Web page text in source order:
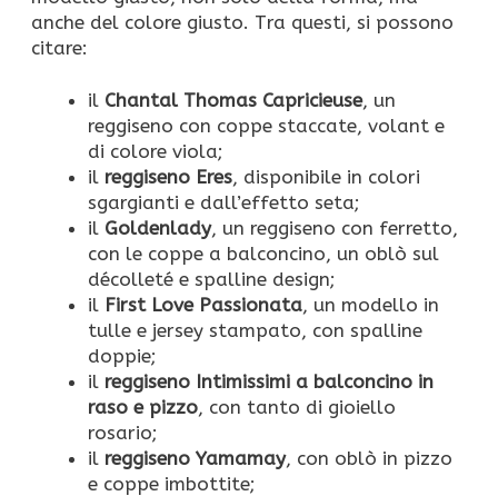
anche del colore giusto. Tra questi, si possono
citare:
il Chantal Thomas Capricieuse, un
reggiseno con coppe staccate, volant e
di colore viola;
il reggiseno Eres, disponibile in colori
sgargianti e dall’effetto seta;
il Goldenlady, un reggiseno con ferretto,
con le coppe a balconcino, un oblò sul
décolleté e spalline design;
il First Love Passionata, un modello in
tulle e jersey stampato, con spalline
doppie;
il reggiseno Intimissimi a balconcino in
raso e pizzo, con tanto di gioiello
rosario;
il reggiseno Yamamay, con oblò in pizzo
e coppe imbottite;